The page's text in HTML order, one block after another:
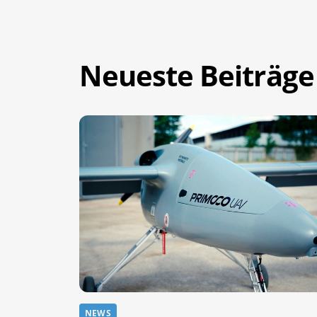
Neueste Beiträge
NEWS